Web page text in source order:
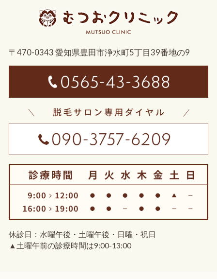
〒470-0343 愛知県豊田市浄水町5丁目39番地の9
休診日：水曜午後・土曜午後・日曜・祝日
▲土曜午前の診療時間は9:00-13:00